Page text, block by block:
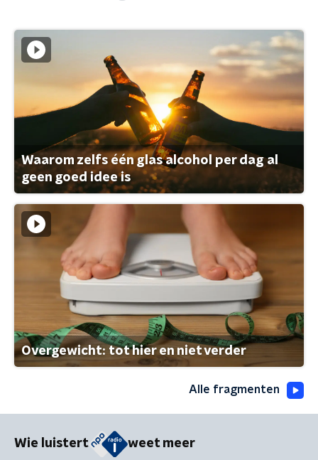
Waarom zelfs één glas alcohol per dag al
geen goed idee is
Overgewicht: tot hier en niet verder
Alle fragmenten
Wie luistert weet meer